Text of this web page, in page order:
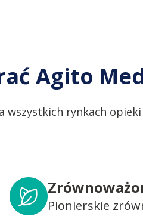
Agito
wszystkich rynkach
Pionierskie